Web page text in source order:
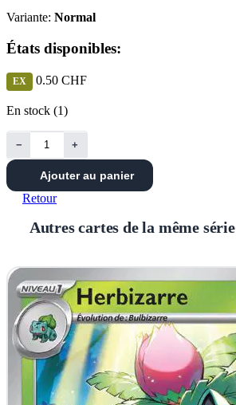
Variante: Normal
États disponibles:
EX 0.50 CHF
En stock (1)
− +
Ajouter au panier
Retour
Autres cartes de la même série